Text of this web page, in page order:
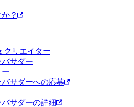
？
クリエイター
バサダー
ー
サダーへの応募
サダーの詳細